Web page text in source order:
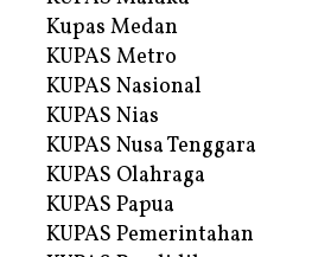
Kupas Medan
KUPAS Metro
KUPAS Nasional
KUPAS Nias
KUPAS Nusa Tenggara
KUPAS Olahraga
KUPAS Papua
KUPAS Pemerintahan